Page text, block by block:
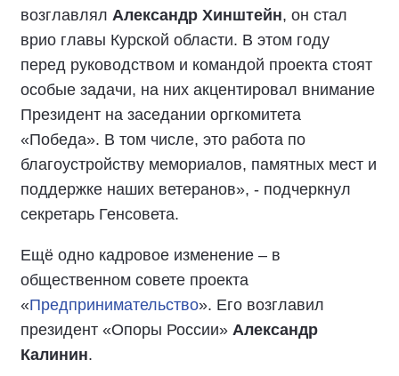
возглавлял Александр Хинштейн, он стал
врио главы Курской области. В этом году
перед руководством и командой проекта стоят
особые задачи, на них акцентировал внимание
Президент на заседании оргкомитета
«Победа». В том числе, это работа по
благоустройству мемориалов, памятных мест и
поддержке наших ветеранов», - подчеркнул
секретарь Генсовета.
Ещё одно кадровое изменение – в
общественном совете проекта
«Предпринимательство». Его возглавил
президент «Опоры России» Александр
Калинин.